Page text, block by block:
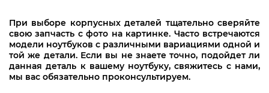
При выборе корпусных деталей тщательно сверяйте
свою запчасть с фото на картинке. Часто встречаются
модели ноутбуков с различными вариациями одной и
той же детали. Если вы не знаете точно, подойдет ли
данная деталь к вашему ноутбуку, свяжитесь с нами,
мы вас обязательно проконсультируем.